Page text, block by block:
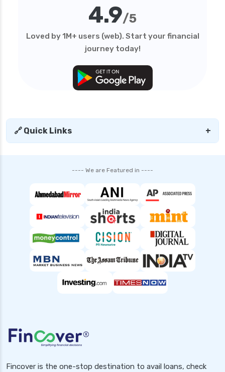
4.9/5
Loved by 1M+ users (web). Start your financial
journey today!
🔗 Quick Links +
---- We are Featured in ----
Fincover is the one-stop destination to avail loans, check